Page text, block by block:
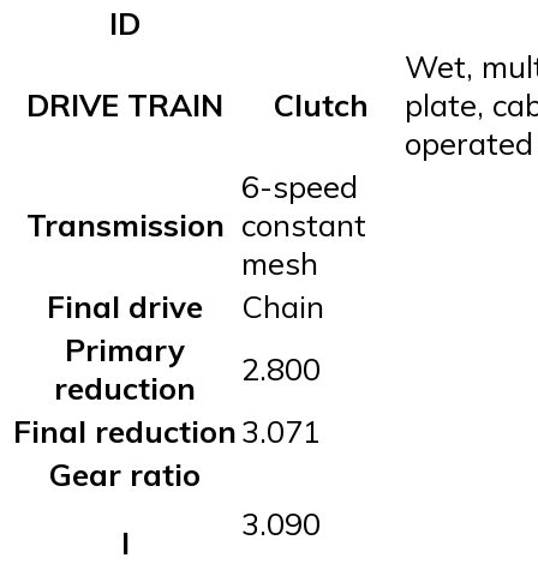
ID
DRIVE TRAIN Clutch
Wet,
plate,
operated
Transmission
6-speed
constant
mesh
Final drive
Chain
Primary
reduction
2.800
Final reduction3.071
Gear ratio
I
3.090